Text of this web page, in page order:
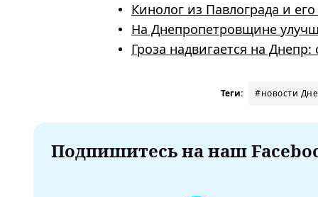
Кинолог из Павлограда и
На Днепропетровщине
Гроза надвигается на
Теги: #новости
Подпишитесь на наш